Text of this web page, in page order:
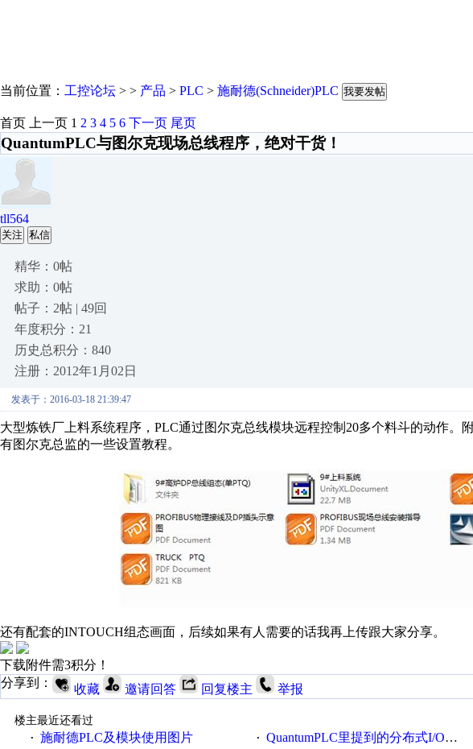
当前位置： 工控论坛 > > 产品 > PLC > 施耐德(Schneider)PLC 我要发帖
首页 上一页 1 2 3 4 5 6 下一页 尾页
QuantumPLC与图尔克现场总线程序，绝对干货！
tll564
关注 私信
精华：0帖
求助：0帖
帖子：2帖 | 49回
年度积分：21
历史总积分：840
注册：2012年1月02日
发表于：2016-03-18 21:39:47
大型炼铁厂上料系统程序，PLC通过图尔克总线模块远程控制20多个料斗的动作。
有图尔克总监的一些设置教程。
还有配套的INTOUCH组态画面，后续如果有人需要的话我再上传跟大家分享。
下载附件需3积分！
分享到：
收藏 邀请回答 回复楼主 举报
楼主最近还看过
· 施耐德PLC及模块使用图片 · QuantumPLC里提到的分布式I/O和远程I/O的区别